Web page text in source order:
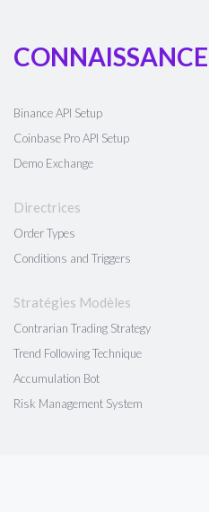
CONNAISSANCE
Binance API Setup
Coinbase Pro API Setup
Demo Exchange
Directrices
Order Types
Conditions and Triggers
Stratégies Modèles
Contrarian Trading Strategy
Trend Following Technique
Accumulation Bot
Risk Management System